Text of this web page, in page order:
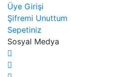
Üye Girişi
Şifremi Unuttum
Sepetiniz
Sosyal Medya